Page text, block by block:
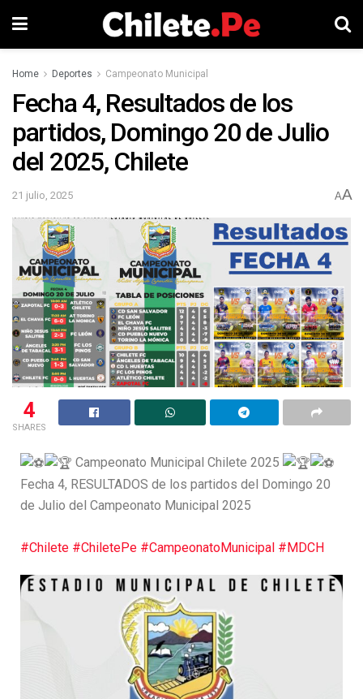
Home Deportes Campeonato Municipal
Fecha 4, Resultados de los
partidos, Domingo 20 de Julio
del 2025, Chilete
21 julio, 2025 AA
4
SHARES
Campeonato Municipal Chilete 2025
Fecha 4, RESULTADOS de los partidos del Domingo 20
de Julio del Campeonato Municipal 2025
#Chilete #ChiletePe #CampeonatoMunicipal #MDCH